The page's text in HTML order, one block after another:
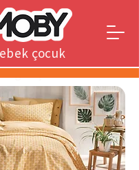
çocuk
genç